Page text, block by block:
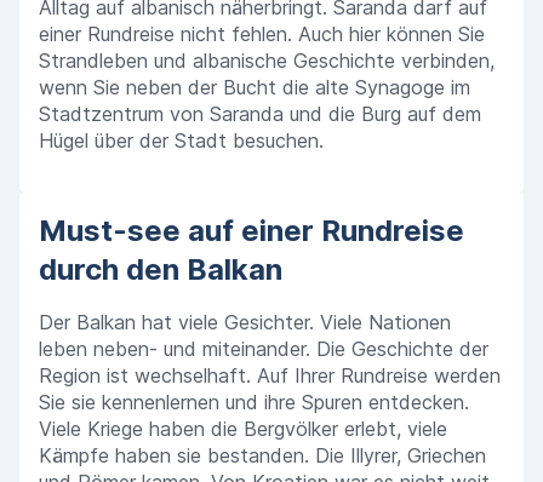
Alltag auf albanisch näherbringt. Saranda darf auf
einer Rundreise nicht fehlen. Auch hier können Sie
Strandleben und albanische Geschichte verbinden,
wenn Sie neben der Bucht die alte Synagoge im
Stadtzentrum von Saranda und die Burg auf dem
Hügel über der Stadt besuchen.
Must-see auf einer Rundreise
durch den Balkan
Der Balkan hat viele Gesichter. Viele Nationen
leben neben- und miteinander. Die Geschichte der
Region ist wechselhaft. Auf Ihrer Rundreise werden
Sie sie kennenlernen und ihre Spuren entdecken.
Viele Kriege haben die Bergvölker erlebt, viele
Kämpfe haben sie bestanden. Die Illyrer, Griechen